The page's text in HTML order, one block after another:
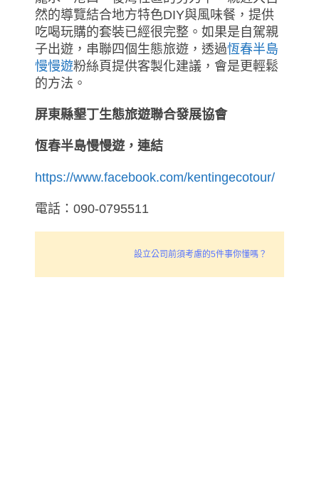
然的導覽結合地方特色DIY與風味餐，提供
吃喝玩購的套裝已經很完整。如果是自駕親
子出遊，串聯四個生態旅遊，透過恆春半島
慢慢遊粉絲頁提供客製化建議，會是更輕鬆
的方法。
屏東縣墾丁生態旅遊聯合發展協會
恆春半島慢慢遊，連結
https://www.facebook.com/kentingecotour/
電話：090-0795511
設立公司前須考慮的5件事你懂嗎？